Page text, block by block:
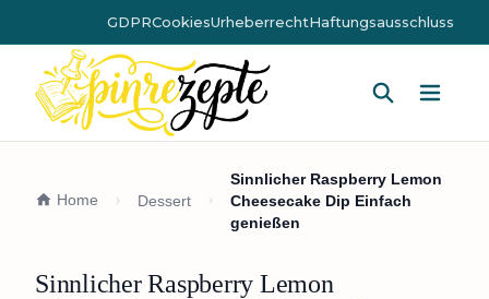
GDPRCookiesUrheberrechtHaftungsausschluss
Home Dessert
Sinnlicher Raspberry Lemon
Cheesecake Dip Einfach
genießen
Sinnlicher Raspberry Lemon